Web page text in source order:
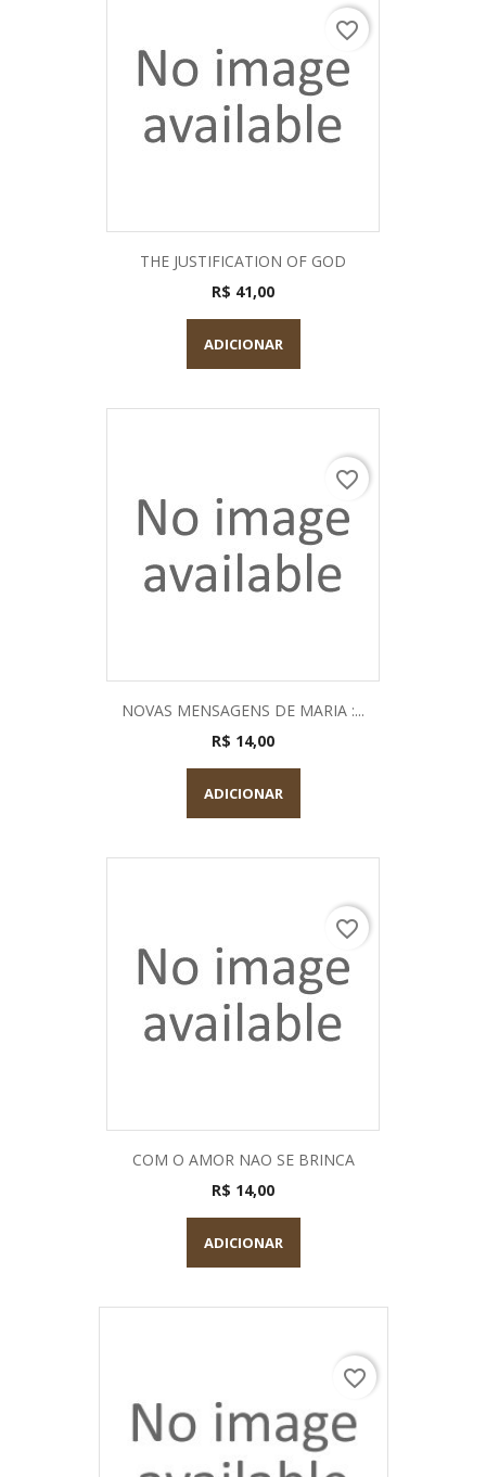
THE JUSTIFICATION OF GOD
R$ 41,00
ADICIONAR
favorite_border
NOVAS MENSAGENS DE MARIA :...
R$ 14,00
ADICIONAR
favorite_border
COM O AMOR NAO SE BRINCA
R$ 14,00
ADICIONAR
favorite_border
favorite_border